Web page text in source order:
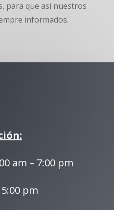
para que así nuestros
informados.
am – 7:00 pm
pm